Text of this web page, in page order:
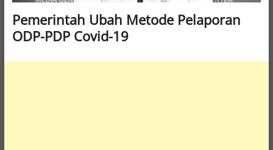
Pemerintah Ubah Metode Pelaporan
ODP-PDP Covid-19